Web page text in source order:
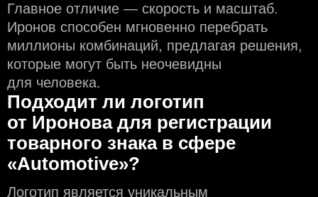
Главное отличие — скорость и масштаб.
Иронов способен мгновенно перебрать
миллионы комбинаций, предлагая решения,
которые могут быть неочевидны
для человека.
Подходит ли логотип
от Иронова для регистрации
товарного знака в сфере
«Automotive»?
Логотип является уникальным